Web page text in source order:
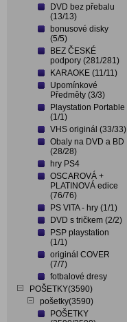
DVD bez přebalu
(13/13)
bonusové disky
(5/5)
BEZ ČESKÉ
podpory (281/281)
KARAOKE (11/11)
Upomínkové
Předměty (3/3)
Playstation Portable
(1/1)
VHS originál (33/33)
Obaly na DVD a BD
(28/28)
hry PS4
OSCAROVÁ +
PLATINOVÁ edice
(76/76)
PS VITA - hry (1/1)
DVD s tričkem (2/2)
PSP playstation
(1/1)
originál COVER
(7/7)
fotbalové dresy
POŠETKY(3590)
pošetky(3590)
POŠETKY